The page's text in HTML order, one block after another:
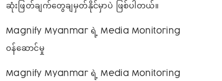
ဆုံးဖြတ်ချက်တွေချမှတ်နိုင်မှာပဲ ဖြစ်ပါတယ်။
Magnify Myanmar ရဲ့ Media Monitoring
ဝန်ဆောင်မှု
Magnify Myanmar ရဲ့ Media Monitoring